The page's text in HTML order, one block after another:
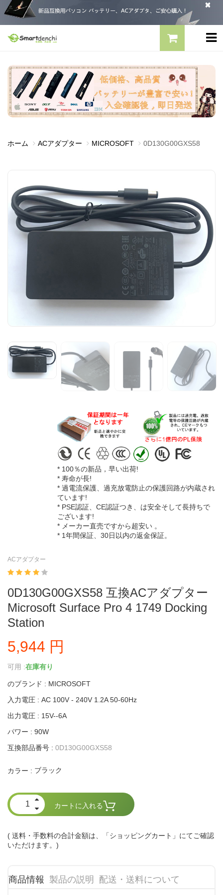
ホーム ACアダプター MICROSOFT 0D130G00GXS58
* 100％の新品，早い出荷!
* 寿命が長!
* 過電流保護、過充放電防止の保護回路が内蔵され
ています!
* PSE認証、CE認証つき、は安全そして長持ちで
ございます!
* メーカー直売ですから超安い 。
* 1年間保証、30日以内の返金保証。
ACアダプター
0D130G00GXS58 互換ACアダプター
Microsoft Surface Pro 4 1749 Docking
Station
5,944 円
可用 :在庫有り
のブランド : MICROSOFT
入力電圧 : AC 100V - 240V 1.2A 50-60Hz
出力電圧 : 15V--6A
パワー : 90W
互換部品番号 : 0D130G00GXS58
カラー : ブラック
カートに入れる
( 送料・手数料の合計金額は、「ショッピングカート」にてご確認
いただけます。)
商品情報 製品の説明 配送・送料について